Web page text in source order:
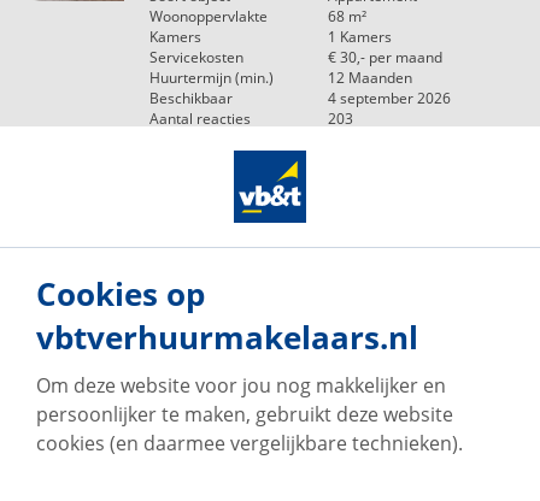
Woonoppervlakte
68 m²
Kamers
1 Kamers
Servicekosten
€ 30,- per maand
Huurtermijn (min.)
12 Maanden
Beschikbaar
4 september 2026
Aantal reacties
203
Appartement
Er zijn reeds meer dan 200 reacties op deze woning.
Reageren is op dit moment niet mogelijk.
Beschikbaar
Cookies op
vbtverhuurmakelaars.nl
Om deze website voor jou nog makkelijker en
persoonlijker te maken, gebruikt deze website
cookies (en daarmee vergelijkbare technieken).